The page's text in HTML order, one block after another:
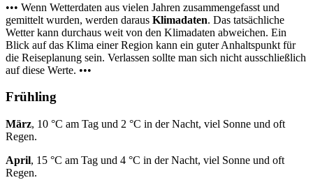
••• Wenn Wetterdaten aus vielen Jahren zusammengefasst und
gemittelt wurden, werden daraus Klimadaten. Das tatsächliche
Wetter kann durchaus weit von den Klimadaten abweichen. Ein
Blick auf das Klima einer Region kann ein guter Anhaltspunkt für
die Reiseplanung sein. Verlassen sollte man sich nicht ausschließlich
auf diese Werte. •••
Frühling
März, 10 °C am Tag und 2 °C in der Nacht, viel Sonne und oft
Regen.
April, 15 °C am Tag und 4 °C in der Nacht, viel Sonne und oft
Regen.